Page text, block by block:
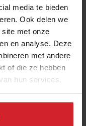
media te bieden
Ook delen we
met onze
en analyse. Deze
met andere
of die ze hebben
hun services.
ambitieus
dagen bleken
10 oktober 2024 | 3 min